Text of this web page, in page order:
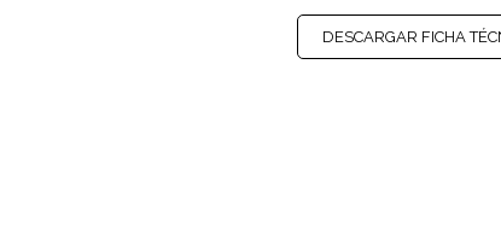
DESCARGAR FICHA